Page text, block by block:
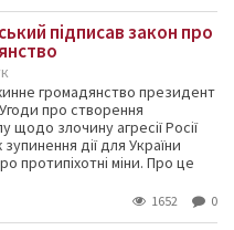
підписав закон про
громадянство президент
про створення
щодо злочину агресії Росії
дії для України
протипіхотні міни. Про це
1652 0